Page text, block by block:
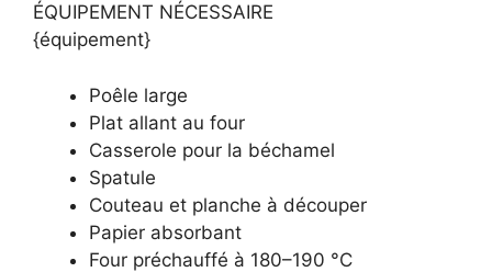
ÉQUIPEMENT NÉCESSAIRE
{équipement}
Poêle large
Plat allant au four
Casserole pour la béchamel
Spatule
Couteau et planche à découper
Papier absorbant
Four préchauffé à 180–190 °C